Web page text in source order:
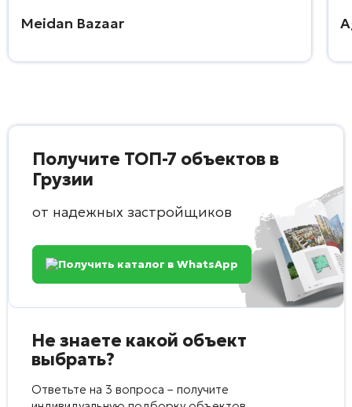
Meidan Bazaar
Получите ТОП-7 объектов в
Грузии
от надежных застройщиков
Получить каталог в WhatsApp
Не знаете какой объект
выбрать?
Ответьте на 3 вопроса – получите